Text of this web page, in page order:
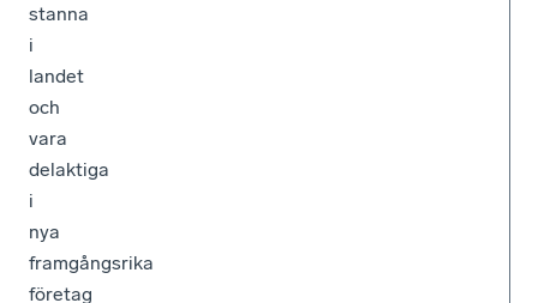
stanna
i
landet
och
vara
delaktiga
i
nya
framgångsrika
företag